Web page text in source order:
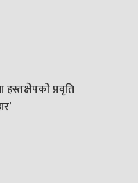
प्रवृति